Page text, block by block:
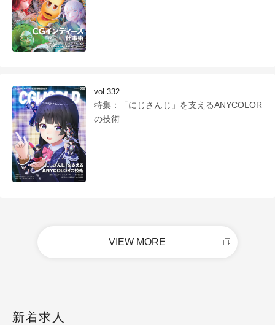
vol.332
特集：「にじさんじ」を支えるANYCOLOR
の技術
VIEW MORE
新着求人